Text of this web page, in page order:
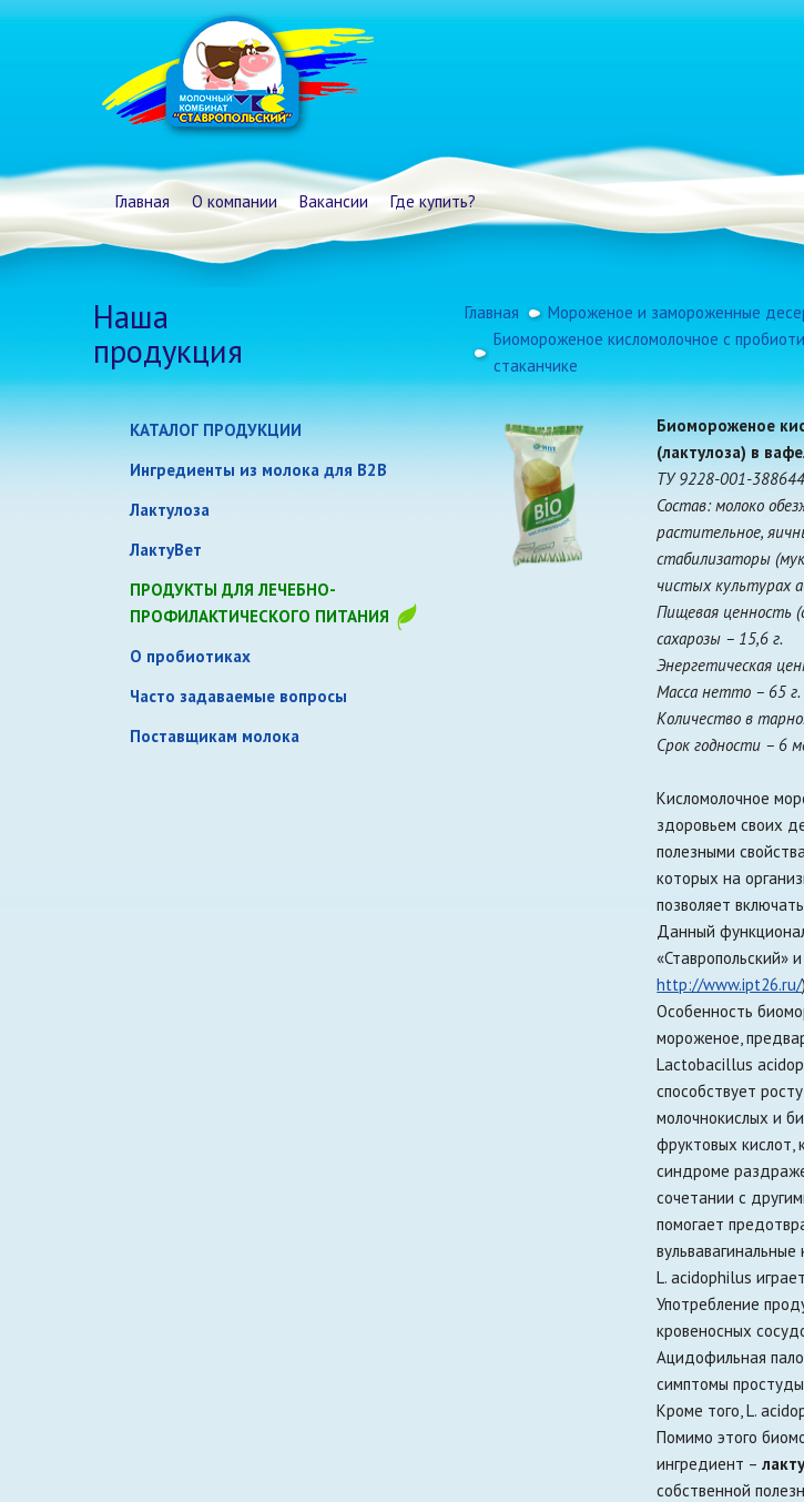
Главная О компании Вакансии Где купить?
Наша
продукция
КАТАЛОГ ПРОДУКЦИИ
Молоко и сливки
Традиционные кисломолочные
Творог и творожные продукты
Сыры
Продукты по технологии сыра
Молокосодержащие продукты по
Ингредиенты из молока для B2B
Лактулоза
ЛактуВет
ПРОДУКТЫ ДЛЯ ЛЕЧЕБНО-
ПРОФИЛАКТИЧЕСКОГО ПИТАНИЯ
О пробиотиках
Часто задаваемые вопросы
Поставщикам молока
Главная
Мороженое и замороженные
Биомороженое кисломолочное с
стаканчике
Биомороженое
(лактулоза) в
ТУ 9228-001-
Состав: молоко
растительное,
стабилизаторы
чистых культурах
Пищевая ценность
сахарозы – 15,6 г.
Энергетическая
Масса нетто – 65 г.
Количество в
Срок годности – 6
Кисломолочное
здоровьем своих
полезными
которых на
позволяет
Данный
«Ставропольский»
http://www.ipt26.ru/
Особенность
мороженое,
Lactobacillus
способствует
молочнокислых и
фруктовых
синдроме
сочетании с
помогает
L. acidophilus
Употребление
кровеносных
Ацидофильная
симптомы
Кроме того, L.
Помимо этого
ингредиент –
собственной